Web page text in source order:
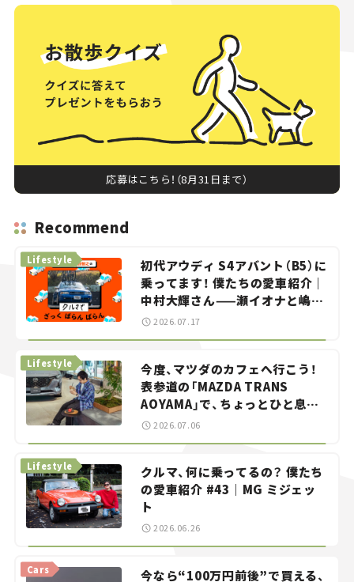
応募はこちら！（8月31日まで）
Recommend
初代アウディ S4アバント（B5）に
乗ってます！ 僕たちの愛車紹介｜
中村大輝さん——瀬イオナと嶋田
智之の「クルマでざっくばらんば
らん！」＃20
Lifestyle
2026.07.17
今度、マツダのカフェへ行こう！
表参道の「MAZDA TRANS
AOYAMA」で、ちょっとひと息。
——連載｜CCGとクルマでどうす
Lifestyle
2026.07.06
クルマ、何に乗ってるの？ 僕たち
の愛車紹介 #43｜MG ミジェッ
ト
Lifestyle
2026.06.26
今なら“100万円前後”で買える、
Cars